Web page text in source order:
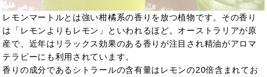
レモンマートルとは強い柑橘系の香りを放つ植物です。その香り
は「レモンよりもレモン」といわれるほど。オーストラリアが原
産で、近年はリラックス効果のある香りが注目され精油がアロマ
テラピーにも利用されています。
香りの成分であるシトラールの含有量はレモンの20倍含まれてお